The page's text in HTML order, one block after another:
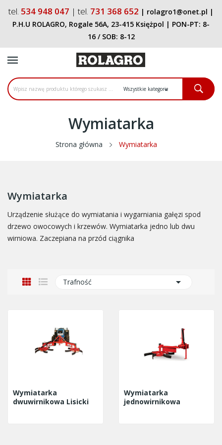
tel. 534 948 047 | tel. 731 368 652 | rolagro1@onet.pl |
P.H.U ROLAGRO, Rogale 56A, 23-415 Księżpol | PON-PT: 8-
16/ SOB: 8-12
Wymiatarka
Strona główna Wymiatarka
Wymiatarka
Urządzenie służące do wymiatania i wygarniania gałęzi spod
drzewo owocowych i krzewów. Wymiatarka jedno lub dwu
wirniowa. Zaczepiana na przód ciągnika
Trafność 
Wymiatarka
dwuwirnikowa Lisicki
Wymiatarka
jednowirnikowa